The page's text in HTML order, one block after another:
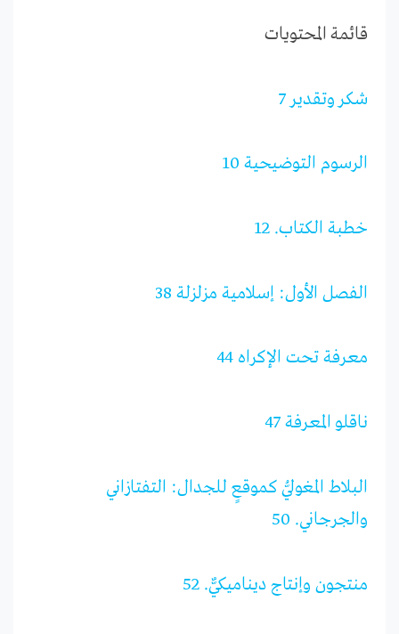
قائمة المحتويات
شكر وتقدير 7
الرسوم التوضيحية 10
خطبة الكتاب. 12
الفصل الأول: إسلامية مزلزلة 38
معرفة تحت الإكراه 44
ناقلو المعرفة 47
البلاط المغوليُّ كموقعٍ للجدال: التفتازاني
والجرجاني. 50
منتجون وإنتاج ديناميكيٌّ. 52